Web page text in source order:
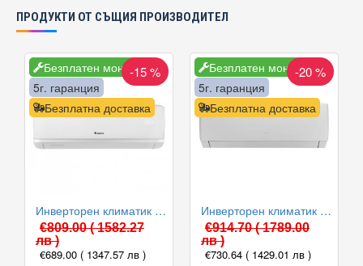
ПРОДУКТИ ОТ СЪЩИЯ ПРОИЗВОДИТЕЛ
Безплатен монтаж
Безплатна доставка
5г. гаранция
-15 %
Инверторен климатик Gree GWH09AABXB-K6DNA2A-I/GWH09AGBXB-K6DNA1A-O INFINITY II WiFi, 9000 BTU, Клас A++
€809.00( 1582.27
лв )
€689.00 ( 1347.57 лв )
Безплатен монтаж
Безплатна доставка
5г. гаранция
-20 %
Инверторен климатик Gree GWH12AGCXB-K6DNA1A-I/GWH12AGCXB-K6DNA1A-O PULAR II WiFi, 12000 BTU, Клас A++
€914.70( 1789.00
лв )
€730.64 ( 1429.01 лв )